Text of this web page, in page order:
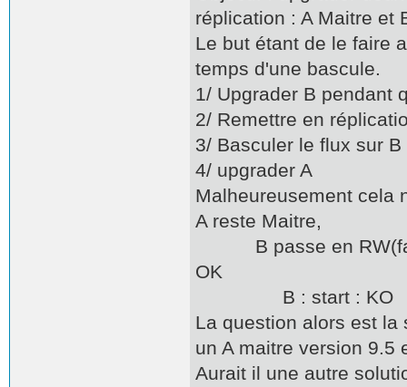
réplication : A Maitre et
Le but étant de le faire
temps d'une bascule.
1/ Upgrader B pendant
2/ Remettre en
3/ Basculer le flux sur B
4/ upgrader A
Malheureusement cela
A reste Maitre,
B passe en
OK
B : start : KO
La question alors est la
un A maitre version 9.5
Aurait il une autre